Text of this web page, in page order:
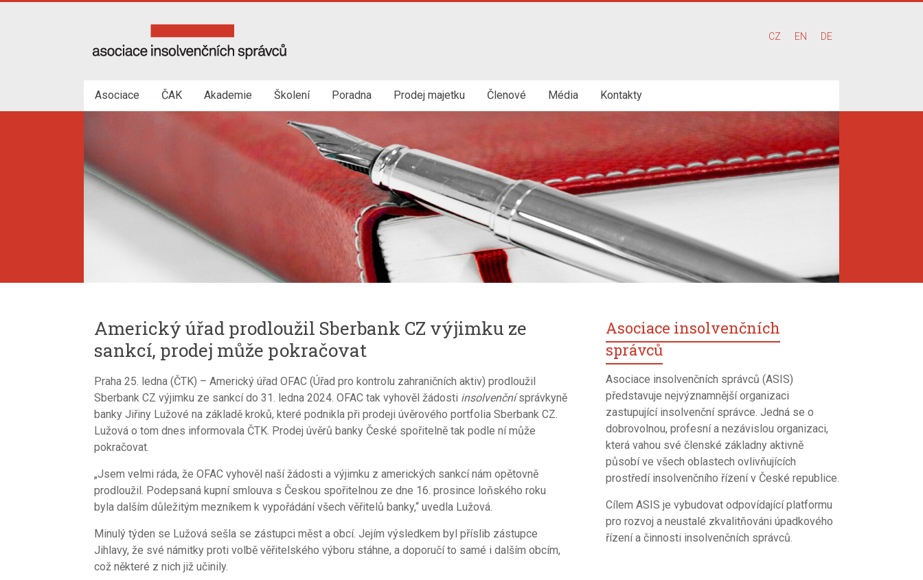
Asociace
insolvenčních
správců
CZ EN DE
Asociace ČAK Akademie Školení Poradna Prodej majetku Členové Média Kontakty
Americký úřad prodloužil Sberbank CZ výjimku ze
sankcí, prodej může pokračovat
Praha 25. ledna (ČTK) – Americký úřad OFAC (Úřad pro kontrolu zahraničních aktiv) prodloužil
Sberbank CZ výjimku ze sankcí do 31. ledna 2024. OFAC tak vyhověl žádosti insolvenčnísprávkyně
banky Jiřiny Lužové na základě kroků, které podnikla při prodeji úvěrového portfolia Sberbank CZ.
Lužová o tom dnes informovala ČTK. Prodej úvěrů banky České spořitelně tak podle ní může
pokračovat.
„Jsem velmi ráda, že OFAC vyhověl naší žádosti a výjimku z amerických sankcí nám opětovně
prodloužil. Podepsaná kupní smlouva s Českou spořitelnou ze dne 16. prosince loňského roku
byla dalším důležitým mezníkem k vypořádání všech věřitelů banky,“ uvedla Lužová.
Minulý týden se Lužová sešla se zástupci měst a obcí. Jejím výsledkem byl příslib zástupce
Jihlavy, že své námitky proti volbě věřitelského výboru stáhne, a doporučí to samé i dalším obcím,
což některé z nich již učinily.
Asociace insolvenčních
správců
Asociace insolvenčních správců (ASIS)
představuje nejvýznamnější organizaci
zastupující insolvenční správce. Jedná se o
dobrovolnou, profesní a nezávislou organizaci,
která vahou své členské základny aktivně
působí ve všech oblastech ovlivňujících
prostředí insolvenčního řízení v České republice.
Cílem ASIS je vybudovat odpovídající platformu
pro rozvoj a neustalé zkvalitňováni úpadkového
řízení a činnosti insolvenčních správců.